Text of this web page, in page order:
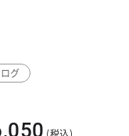
グ
(税込)